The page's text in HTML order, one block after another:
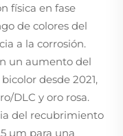
física en fase
de colores del
a la corrosión.
un aumento del
desde 2021,
DLC y oro rosa.
del recubrimiento
µm para una